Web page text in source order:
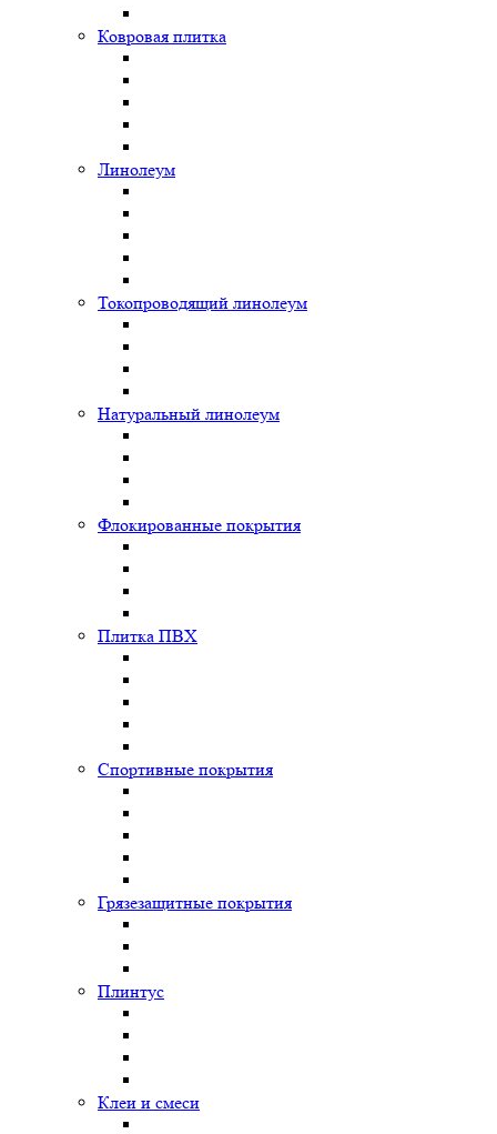
Ковровая плитка
Линолеум
Токопроводящий линолеум
Натуральный линолеум
Флокированные покрытия
Плитка ПВХ
Спортивные покрытия
Грязезащитные покрытия
Плинтус
Клеи и смеси